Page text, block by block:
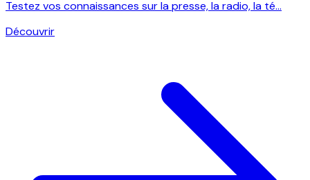
Testez vos connaissances sur la presse, la radio, la té...
Découvrir